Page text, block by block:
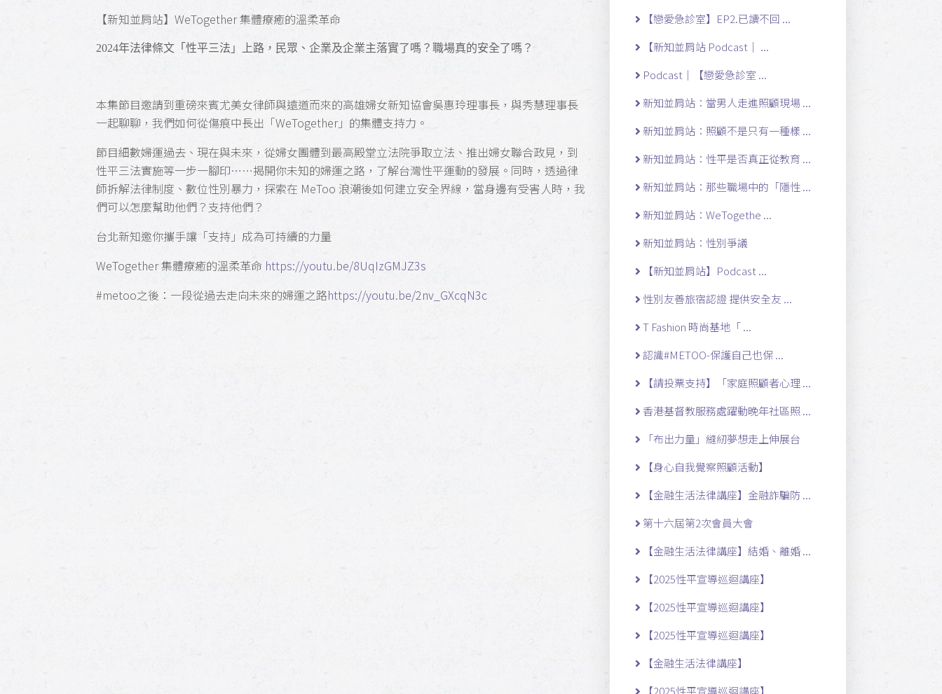
【新知並肩站】WeTogether 集體療癒的溫柔革命
2024年法律條文「性平三法」上路，民眾、企業及企業主落實了嗎？職場真的安全了嗎？
本集節目邀請到重磅來賓尤美女律師與遠道而來的高雄婦女新知協會吳惠玲理事長，與秀慧理事長
一起聊聊，我們如何從傷痕中長出「WeTogether」的集體支持力。
節目細數婦運過去、現在與未來，從婦女團體到最高殿堂立法院爭取立法、推出婦女聯合政見，到
性平三法實施等一步一腳印……揭開你未知的婦運之路，了解台灣性平運動的發展。同時，透過律
師拆解法律制度、數位性別暴力，探索在 MeToo 浪潮後如何建立安全界線，當身邊有受害人時，我
們可以怎麼幫助他們？支持他們？
台北新知邀你攜手讓「支持」成為可持續的力量
WeTogether 集體療癒的溫柔革命https://youtu.be/8UqIzGMJZ3s
#metoo之後：一段從過去走向未來的婦運之路https://youtu.be/2nv_GXcqN3c
【戀愛急診室】EP2.已讀不回 ...
【新知並肩站 Podcast｜ ...
Podcast｜【戀愛急診室 ...
新知並肩站：當男人走進照顧現場 ...
新知並肩站：照顧不是只有一種樣 ...
新知並肩站：性平是否真正從教育 ...
新知並肩站：那些職場中的「隱性 ...
新知並肩站：WeTogethe ...
新知並肩站：性別爭議
【新知並肩站】Podcast ...
性別友善旅宿認證 提供安全友 ...
T Fashion 時尚基地「 ...
認識#METOO-保護自己也保 ...
【請投票支持】「家庭照顧者心理 ...
香港基督教服務處躍動晚年社區照 ...
「布出力量」縫紉夢想走上伸展台
【身心自我覺察照顧活動】
【金融生活法律講座】金融詐騙防 ...
第十六屆第2次會員大會
【金融生活法律講座】結婚、離婚 ...
【2025性平宣導巡迴講座】
【2025性平宣導巡迴講座】
【2025性平宣導巡迴講座】
【金融生活法律講座】
【2025性平宣導巡迴講座】